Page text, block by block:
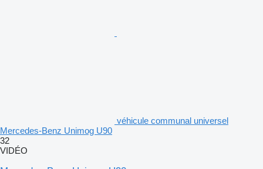
véhicule communal universel
Mercedes-Benz Unimog U90
32
VIDÉO